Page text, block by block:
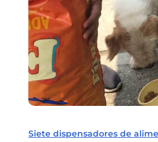
Siete dispensadores de